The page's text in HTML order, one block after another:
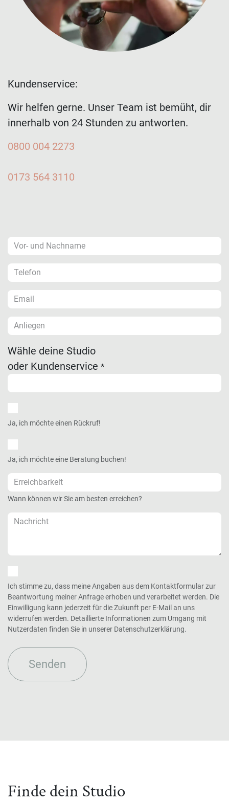
Kundenservice:
Wir helfen gerne. Unser Team ist bemüht, dir
innerhalb von 24 Stunden zu antworten.
0800 004 2273
0173 564 3110
Wähle deine Studio
oder Kundenservice *
Ja, ich möchte einen Rückruf!
Ja, ich möchte eine Beratung buchen!
Wann können wir Sie am besten erreichen?
Ich stimme zu, dass meine Angaben aus dem Kontaktformular zur
Beantwortung meiner Anfrage erhoben und verarbeitet werden. Die
Einwilligung kann jederzeit für die Zukunft per E-Mail an uns
widerrufen werden. Detaillierte Informationen zum Umgang mit
Nutzerdaten finden Sie in unserer Datenschutzerklärung.
Senden
Finde dein Studio